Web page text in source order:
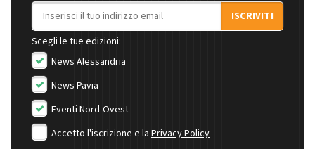
Indirizzo email
ISCRIVITI
Scegli le tue edizioni:
News Alessandria
News Pavia
Eventi Nord-Ovest
Accetto l'iscrizione e la Privacy Policy